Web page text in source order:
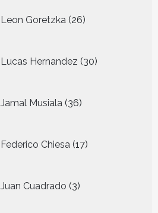
Leon Goretzka 26
producten
Lucas Hernandez 30
producten
Jamal Musiala 36
producten
Federico Chiesa 17
producten
Juan Cuadrado 3
producten